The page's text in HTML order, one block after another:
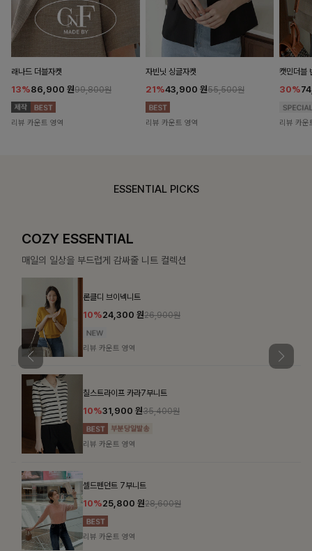
래나드 더블자켓
13%86,900 원99,800원
리뷰 카운트 영역
자빈닛 싱글자켓
21%43,900 원55,500원
리뷰 카운트 영역
캣민더블
30%
리뷰 카운
ESSENTIAL PICKS
COZY ESSENTIAL
매일의 일상을 부드럽게 감싸줄 니트 컬렉션
론클디 브이넥니트
10%24,300원 26,900원
리뷰 카운트 영역
칠스트라이프 카라7부니트
10%31,900원 35,400원
리뷰 카운트 영역
셀드펜던트 7부니트
10%25,800원 28,600원
리뷰 카운트 영역